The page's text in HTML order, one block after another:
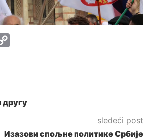
sledeći post
Изазови спољне политике Србије